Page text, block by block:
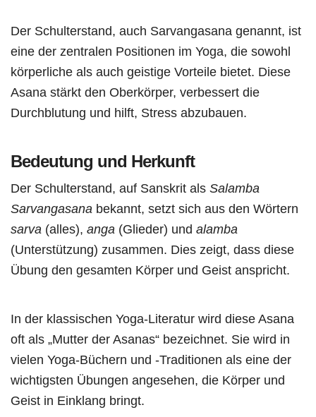
Der Schulterstand, auch Sarvangasana genannt, ist
eine der zentralen Positionen im Yoga, die sowohl
körperliche als auch geistige Vorteile bietet. Diese
Asana stärkt den Oberkörper, verbessert die
Durchblutung und hilft, Stress abzubauen.
Bedeutung und Herkunft
Der Schulterstand, auf Sanskrit als Salamba
Sarvangasana bekannt, setzt sich aus den Wörtern
sarva (alles), anga (Glieder) und alamba
(Unterstützung) zusammen. Dies zeigt, dass diese
Übung den gesamten Körper und Geist anspricht.
In der klassischen Yoga-Literatur wird diese Asana
oft als „Mutter der Asanas“ bezeichnet. Sie wird in
vielen Yoga-Büchern und -Traditionen als eine der
wichtigsten Übungen angesehen, die Körper und
Geist in Einklang bringt.